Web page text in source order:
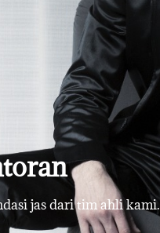
jas dari tim ahli kami.